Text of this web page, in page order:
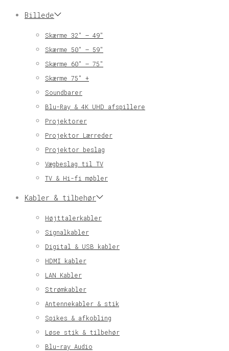
Billede
Skærme 32″ – 49″
Skærme 50″ – 59″
Skærme 60″ – 75″
Skærme 75″ +
Soundbarer
Blu-Ray & 4K UHD afspillere
Projektorer
Projektor Lærreder
Projektor beslag
Vægbeslag til TV
TV & Hi-fi møbler
Kabler & tilbehør
Højttalerkabler
Signalkabler
Digital & USB kabler
HDMI kabler
LAN Kabler
Strømkabler
Antennekabler & stik
Spikes & afkobling
Løse stik & tilbehør
Blu-ray Audio